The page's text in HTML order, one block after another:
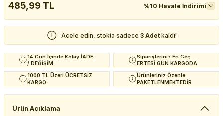
485,99 TL %10 Havale İndirimi
Acele edin, stokta sadece 3 Adet kaldı!
14 Gün İçinde Kolay İADE
/ DEĞİŞİM
Siparişleriniz En Geç
ERTESİ GÜN KARGODA
1000 TL Üzeri ÜCRETSİZ
KARGO
Ürünleriniz Özenle
PAKETLENMEKTEDİR
Ürün Açıklama